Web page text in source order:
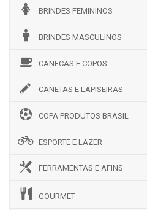
BRINDES FEMININOS
BRINDES MASCULINOS
CANECAS E COPOS
CANETAS E LAPISEIRAS
COPA PRODUTOS BRASIL
ESPORTE E LAZER
FERRAMENTAS E AFINS
GOURMET